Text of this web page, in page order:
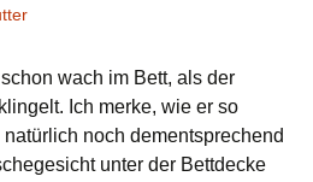
wach im Bett, als der
Ich merke, wie er so
noch dementsprechend
unter der Bettdecke